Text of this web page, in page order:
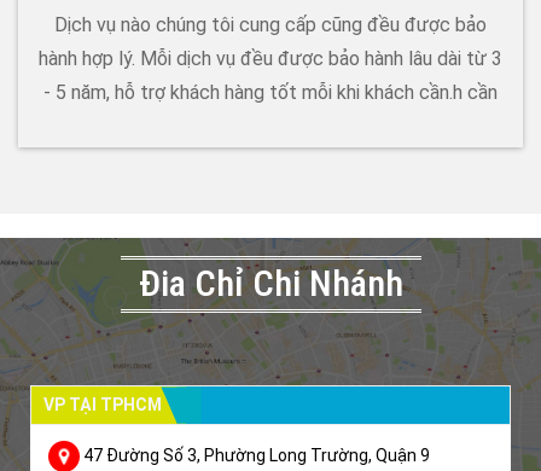
Dịch vụ nào chúng tôi cung cấp cũng đều được bảo
hành hợp lý. Mỗi dịch vụ đều được bảo hành lâu dài từ 3
- 5 năm, hỗ trợ khách hàng tốt mỗi khi khách cần.h cần
Đia Chỉ Chi Nhánh
VP TẠI TPHCM
47 Đường Số 3, Phường Long Trường, Quận 9